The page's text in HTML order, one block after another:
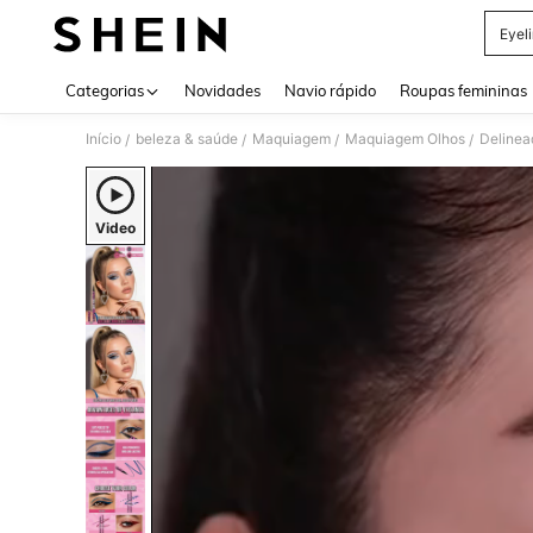
Categorias Novidades Navio rápido Roupas femininas
Início / beleza & saúde / Maquiagem / Maquiagem Olhos /
Video